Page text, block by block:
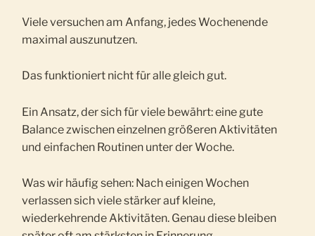
Viele versuchen am Anfang, jedes Wochenende
maximal auszunutzen.
Das funktioniert nicht für alle gleich gut.
Ein Ansatz, der sich für viele bewährt: eine gute
Balance zwischen einzelnen größeren Aktivitäten
und einfachen Routinen unter der Woche.
Was wir häufig sehen: Nach einigen Wochen
verlassen sich viele stärker auf kleine,
wiederkehrende Aktivitäten. Genau diese bleiben